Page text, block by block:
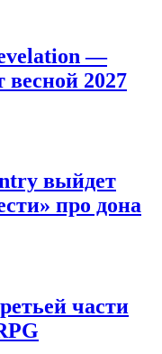
—
2027
выйдет
про дона
части